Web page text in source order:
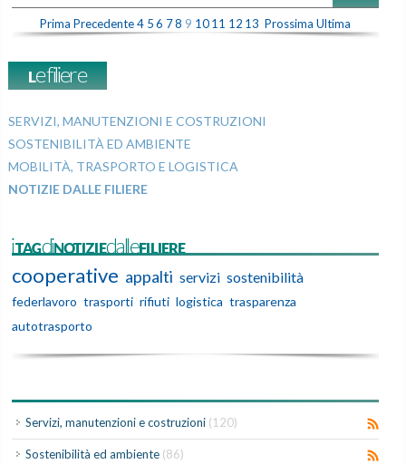
Prima Precedente4 5 6 78 9 10 11 12 13 Prossima Ultima
Lefiliere
SERVIZI, MANUTENZIONI E COSTRUZIONI
SOSTENIBILITÀ ED AMBIENTE
MOBILITÀ, TRASPORTO E LOGISTICA
NOTIZIE DALLE FILIERE
iTAGdiNOTIZIEdalleFILIERE
cooperative appalti servizi sostenibilità
federlavoro trasporti rifiuti logistica trasparenza
autotrasporto
Servizi, manutenzioni e costruzioni (120)
Sostenibilità ed ambiente (86)